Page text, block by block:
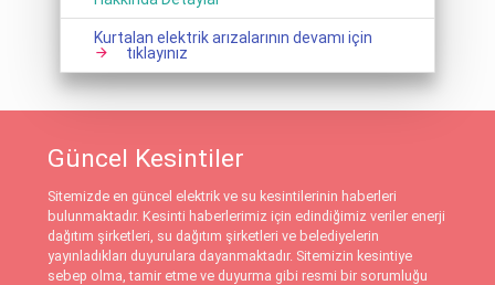
Kurtalan elektrik arızalarının devamı için
tıklayınız
Güncel Kesintiler
Sitemizde en güncel elektrik ve su kesintilerinin haberleri
bulunmaktadır. Kesinti haberlerimiz için edindiğimiz veriler enerji
dağıtım şirketleri, su dağıtım şirketleri ve belediyelerin
yayınladıkları duyurulara dayanmaktadır. Sitemizin kesintiye
sebep olma, tamir etme ve duyurma gibi resmi bir sorumluğu